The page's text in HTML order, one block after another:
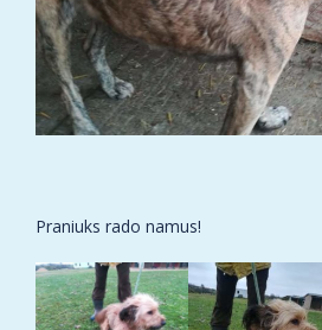
Praniuks rado namus!